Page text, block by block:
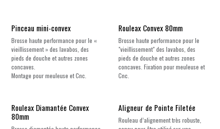
Nouveau !
Pinceau mini-convex
Brosse haute performance pour le «
vieillissement » des lavabos, des
pieds de douche et autres zones
concaves.
Montage pour meuleuse et Cnc.
Rouleax Convex 80mm
Brosse haute performance pour le
"vieillissement" des lavabos, des
pieds de douche et autres zones
concaves. Fixation pour meuleuse et
Cnc.
Rouleax Diamantée Convex
80mm
Aligneur de Pointe Filetée
Rouleau d’alignement très robuste,